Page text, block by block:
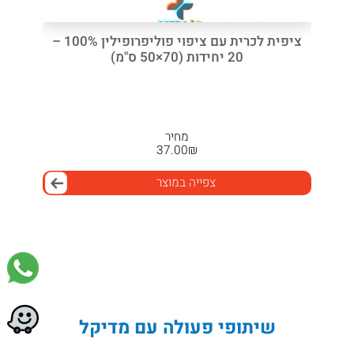
ציפית לכרית עם ציפוי פוליפרופילין 100% –
20 יחידות (70×50 ס"מ)
מחיר
₪
37.00
צפייה במוצר
שיתופי פעולה עם מדיקל